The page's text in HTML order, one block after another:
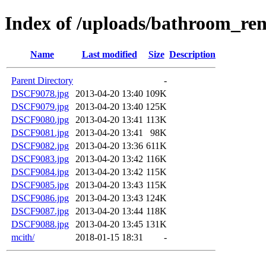
Index of /uploads/
Name Last modified Size Description
Parent Directory
-
DSCF9078.jpg
2013-04-20 13:40 109K
DSCF9079.jpg
2013-04-20 13:40 125K
DSCF9080.jpg
2013-04-20 13:41 113K
DSCF9081.jpg
2013-04-20 13:41
98K
DSCF9082.jpg
2013-04-20 13:36 611K
DSCF9083.jpg
2013-04-20 13:42 116K
DSCF9084.jpg
2013-04-20 13:42 115K
DSCF9085.jpg
2013-04-20 13:43 115K
DSCF9086.jpg
2013-04-20 13:43 124K
DSCF9087.jpg
2013-04-20 13:44 118K
DSCF9088.jpg
2013-04-20 13:45 131K
mcith/
2018-01-15 18:31 -